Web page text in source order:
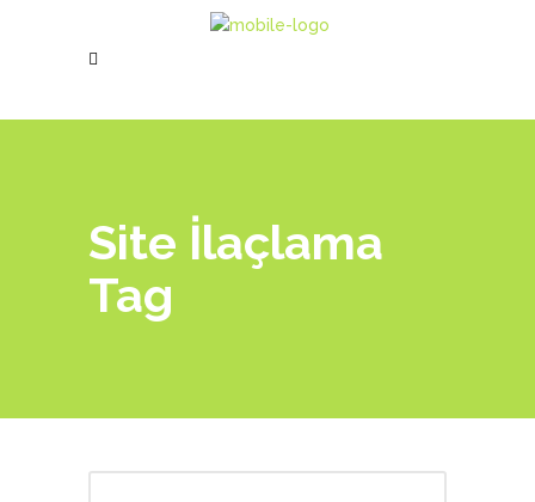
Site İlaçlama
Tag